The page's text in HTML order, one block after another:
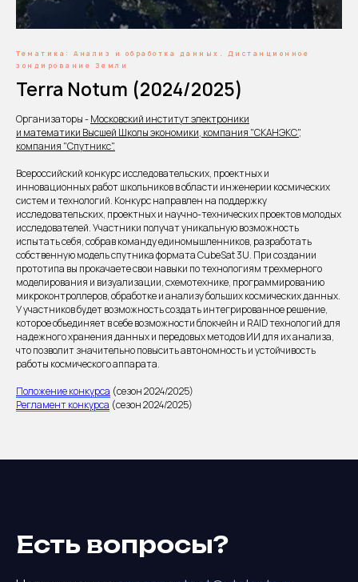
Тематика: Анализ и обработка данных. Дистанционное
зондирование Земли
Terra Notum (2024/2025)
Организаторы -Московский институт электроники
и математики Высшей Школы экономики, компания "СКАНЭКС",
компания "Спутникс".
Всероссийский конкурс исследовательских, проектных и
инновационных работ школьников в области инженерии космических
систем и технологий. Конкурс направлен на поддержку
исследовательских, проектных и научно-технических проектов молодых
исследователей. Участники получат уникальную возможность
испытать себя, собрав команду единомышленников, разработать
собственную модель спутника формата CubeSat 3U. При создании
прототипа вы прокачаете свои навыки по технологиям трехмерного
моделирования и визуализации, схемотехнике, программированию
микроконтроллеров, обработке и анализу больших космических данных.
У участников будет возможность создать интегрированное решение,
которое объединяет в себе возможности блокчейн и RAID технологий для
надежного хранения данных и передовых методов ИИ для их анализа,
что позволит значительно повысить автономность и устойчивость
работы космического аппарата.
Положение конкурса (сезон 2024/2025)
Регламент конкурса (сезон 2024/2025)
Есть вопросы?